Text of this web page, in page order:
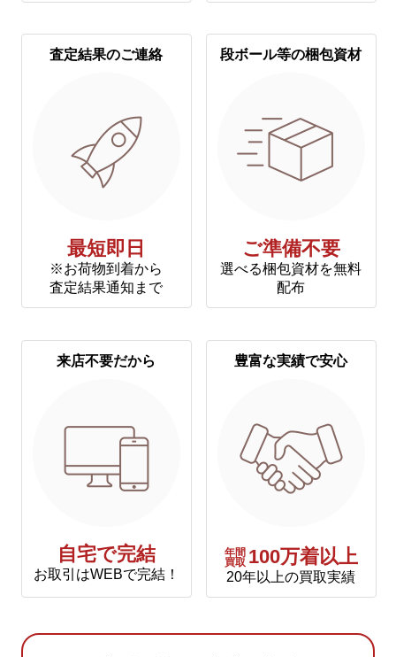
査定結果のご連絡
最短即日
※お荷物到着から
査定結果通知まで
段ボール等の梱包資材
ご準備不要
選べる梱包資材を無料
配布
来店不要だから
自宅で完結
お取引はWEBで完結！
豊富な実績で安心
年間
買取 100万着以上
20年以上の買取実績